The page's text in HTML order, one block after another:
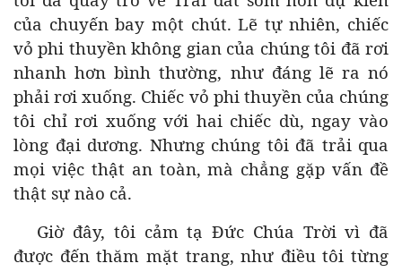
của chuyến bay một chút. Lẽ tự nhiên, chiếc
vỏ phi thuyền không gian của chúng tôi đã rơi
nhanh hơn bình thường, như đáng lẽ ra nó
phải rơi xuống. Chiếc vỏ phi thuyền của chúng
tôi chỉ rơi xuống với hai chiếc dù, ngay vào
lòng đại dương. Nhưng chúng tôi đã trải qua
mọi việc thật an toàn, mà chẳng gặp vấn đề
thật sự nào cả.
Giờ đây, tôi cảm tạ Đức Chúa Trời vì đã
được đến thăm mặt trang, như điều tôi từng